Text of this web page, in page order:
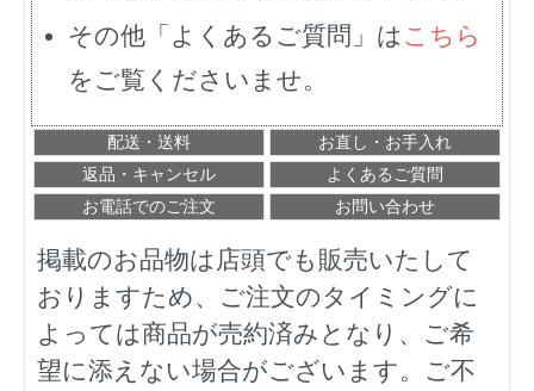
その他「よくあるご質問」は こちら
をご覧くださいませ。
配送・送料
お直し・お手入れ
返品・キャンセル
よくあるご質問
お電話でのご注文
お問い合わせ
掲載のお品物は店頭でも販売いたして
おりますため、ご注文のタイミングに
よっては商品が売約済みとなり、ご希
望に添えない場合がございます。ご不